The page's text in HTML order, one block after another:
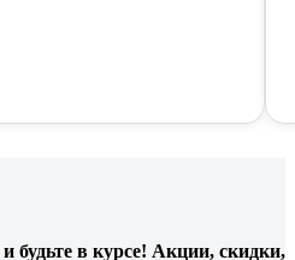
и будьте в курсе! Акции, скидки,